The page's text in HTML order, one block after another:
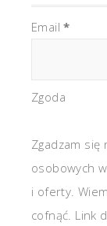
Email*
Zgoda
Zgadzam się
osobowych
i oferty.
cofnąć. Link